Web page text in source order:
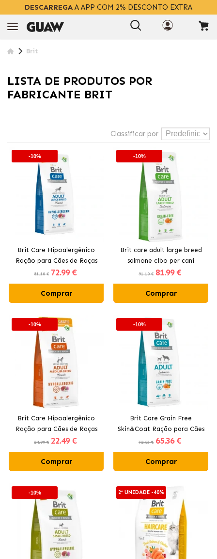
DESCARREGAA APP COM 2% DESCONTO EXTRA
Brit
LISTA DE PRODUTOS POR
FABRICANTE BRIT
Classificar por
-10%
Brit Care Hipoalergênico
Ração para Cães de Raças
Grandes com Cordeiro
81.10 € 72.99 €
Comprar
-10%
Brit care adult large breed
salmone cibo per cani
91.10 € 81.99 €
Comprar
-10%
Brit Care Hipoalergênico
Ração para Cães de Raças
Médias com Cordeiro
24.99 € 22.49 €
Comprar
-10%
Brit Care Grain Free
Skin&Coat Ração para Cães
com Salmão
72.63 € 65.36 €
Comprar
-10% 2ª UNIDADE -40%